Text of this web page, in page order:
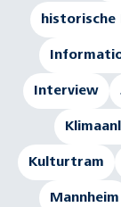
historische
Interview
Kulturtram
Mannheim